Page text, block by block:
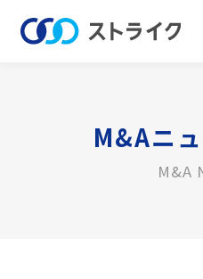
M&Aニ
M&A